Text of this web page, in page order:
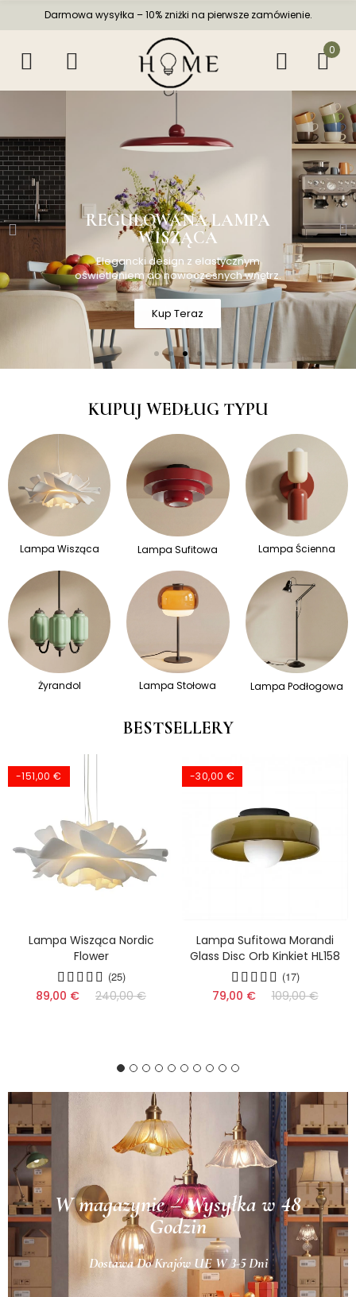
Darmowa wysyłka – 10% zniżki na pierwsze zamówienie.
0
REGULOWANA LAMPA
WISZĄCA
Elegancki design z elastycznym
oświetleniem do nowoczesnych wnętrz.
Kup Teraz
KUPUJ WEDŁUG TYPU
Lampa Wisząca Lampa Sufitowa Lampa Ścienna
Żyrandol Lampa Stołowa Lampa Podłogowa
BESTSELLERY
-151,00 €
Lampa Wisząca Nordic
Flower
(25)
89,00 € 240,00 €
-30,00 €
Lampa Sufitowa Morandi
Glass Disc Orb Kinkiet HL158
(17)
79,00 € 109,00 €
W magazynie – Wysyłka w 48
Godzin
Dostawa Do Krajów UE W 3-5 Dni